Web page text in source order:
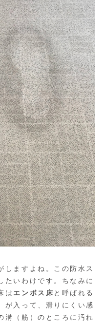
しますよね。この防水ス
たいわけです。ちなみに
は エンボス床 と呼ばれる
が入って、滑りにくい感
溝（筋）のところに汚れ